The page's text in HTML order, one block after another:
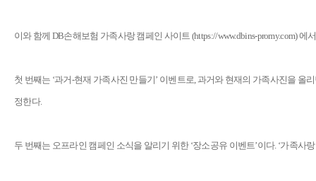
이와 함께 DB손해보험 가족사랑 캠페인 사이트 (https://www.dbins-promy.com)
첫 번째는 ‘과거-현재 가족사진 만들기’ 이벤트로, 과거와 현재의 가족사진을
정한다.
두 번째는 오프라인 캠페인 소식을 알리기 위한 ‘장소공유 이벤트’이다. ‘가족